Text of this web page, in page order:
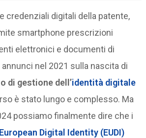
credenziali digitali della patente,
smartphone prescrizioni
elettronici e documenti di
nel 2021 sulla nascita di
di gestione dell’identità digitale
è stato lungo e complesso. Ma
possiamo finalmente dire che i
European Digital Identity (EUDI)